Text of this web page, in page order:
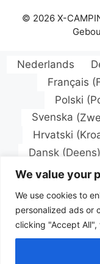
We value your
We use cookies to
personalized ads or
clicking "Accept All",
© 2026 X-
Nederlands
Français (
Polski (
Svenska (
Hrvatski (
Dansk(Deens)
Magyar(
Norsk
Română(